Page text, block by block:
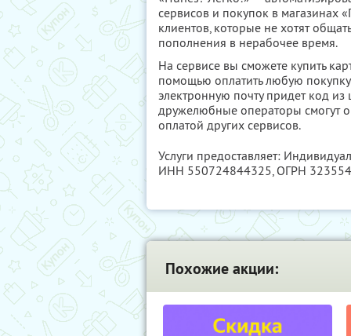
сервисов и покупок в магазинах
клиентов, которые не хотят
пополнения в нерабочее время.
На сервисе вы сможете купить
помощью оплатить любую
электронную почту придет код из
дружелюбные операторы смогут
оплатой других сервисов.
Услуги предоставляет:
ИНН 550724844325, ОГРН
Похожие акции: